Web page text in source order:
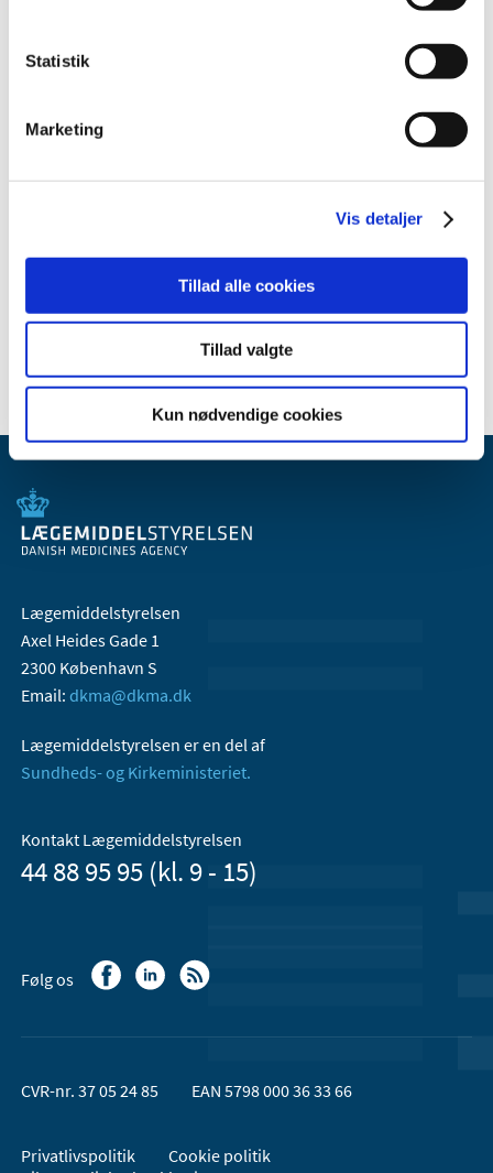
Statistik
Marketing
Vis detaljer
Tillad alle cookies
Tillad valgte
Kun nødvendige cookies
Concizumab
Alhemo Concizumab
ALITRETINOIN
"Orifarm"
kapsler, bløde 30 mg ALITRETINOIN
Lægemiddelstyrelsen
Axel Heides Gade 1
2300 København S
Email: dkma@dkma.dk
Lægemiddelstyrelsen er en del af
Sundheds- og Kirkeministeriet.
Kontakt Lægemiddelstyrelsen
44 88 95 95 (kl. 9 - 15)
Følg os
CVR-nr. 37 05 24 85 EAN 5798 000 36 33 66
Privatlivspolitik
Cookie politik